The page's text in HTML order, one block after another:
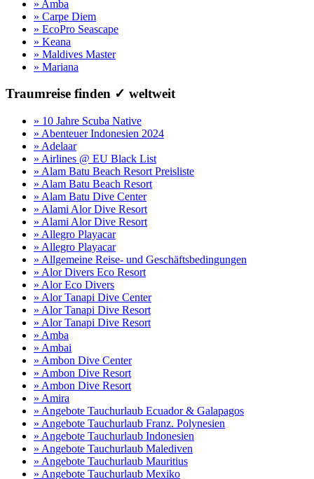
» Amba
» Carpe Diem
» EcoPro Seascape
» Keana
» Maldives Master
» Mariana
Traumreise finden ✓ weltweit
» 10 Jahre Scuba Native
» Abenteuer Indonesien 2024
» Adelaar
» Airlines @ EU Black List
» Alam Batu Beach Resort Preisliste
» Alam Batu Beach Resort
» Alam Batu Dive Center
» Alami Alor Dive Resort
» Alami Alor Dive Resort
» Allegro Playacar
» Allegro Playacar
» Allgemeine Reise- und Geschäftsbedingungen
» Alor Divers Eco Resort
» Alor Eco Divers
» Alor Tanapi Dive Center
» Alor Tanapi Dive Resort
» Alor Tanapi Dive Resort
» Amba
» Ambai
» Ambon Dive Center
» Ambon Dive Resort
» Ambon Dive Resort
» Amira
» Angebote Tauchurlaub Ecuador & Galapagos
» Angebote Tauchurlaub Franz. Polynesien
» Angebote Tauchurlaub Indonesien
» Angebote Tauchurlaub Malediven
» Angebote Tauchurlaub Mauritius
» Angebote Tauchurlaub Mexiko